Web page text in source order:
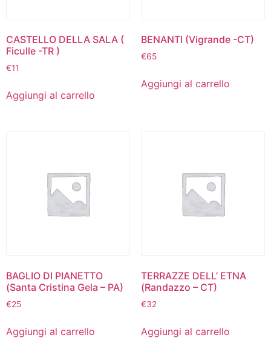
CASTELLO DELLA SALA (
Ficulle -TR )
€11
Aggiungi al carrello
BENANTI (Vigrande -CT)
€65
Aggiungi al carrello
BAGLIO DI PIANETTO
(Santa Cristina Gela – PA)
€25
Aggiungi al carrello
TERRAZZE DELL’ ETNA
(Randazzo – CT)
€32
Aggiungi al carrello